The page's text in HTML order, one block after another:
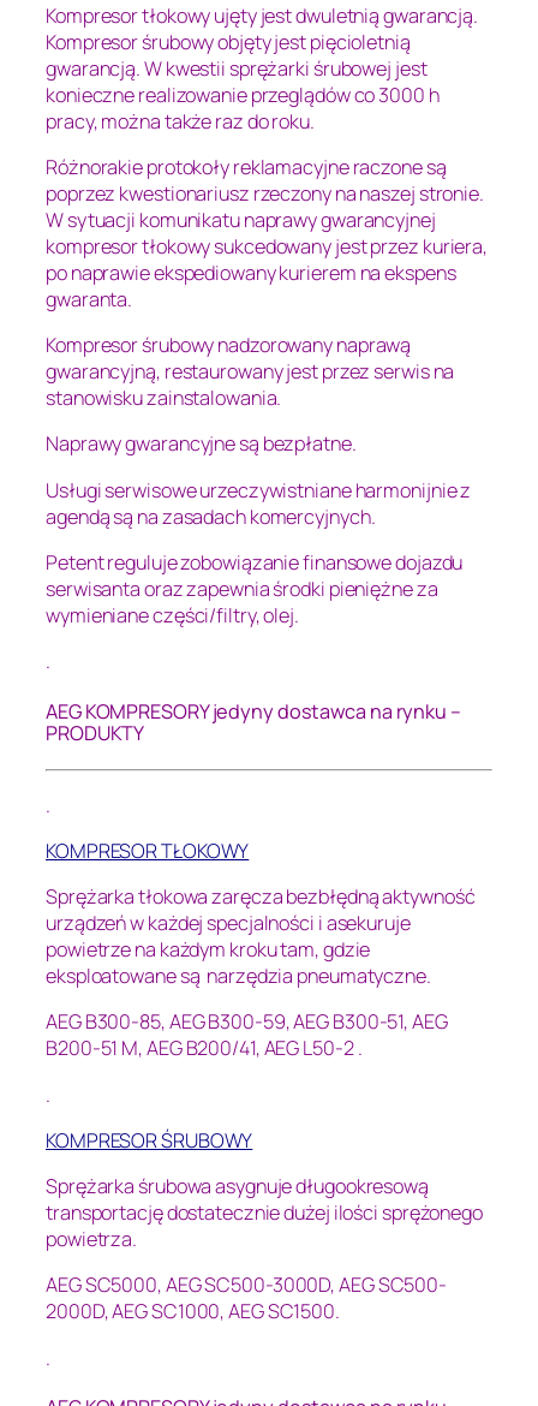
Kompresor tłokowy ujęty jest dwuletnią gwarancją.
Kompresor śrubowy objęty jest pięcioletnią
gwarancją. W kwestii sprężarki śrubowej jest
konieczne realizowanie przeglądów co 3000 h
pracy, można także raz do roku.
Różnorakie protokoły reklamacyjne raczone są
poprzez kwestionariusz rzeczony na naszej stronie.
W sytuacji komunikatu naprawy gwarancyjnej
kompresor tłokowy sukcedowany jest przez kuriera,
po naprawie ekspediowany kurierem na ekspens
gwaranta.
Kompresor śrubowy nadzorowany naprawą
gwarancyjną, restaurowany jest przez serwis na
stanowisku zainstalowania.
Naprawy gwarancyjne są bezpłatne.
Usługi serwisowe urzeczywistniane harmonijnie z
agendą są na zasadach komercyjnych.
Petent reguluje zobowiązanie finansowe dojazdu
serwisanta oraz zapewnia środki pieniężne za
wymieniane części/filtry, olej.
.
AEG KOMPRESORY jedyny dostawca na rynku –
PRODUKTY
.
KOMPRESOR TŁOKOWY
Sprężarka tłokowa zaręcza bezbłędną aktywność
urządzeń w każdej specjalności i asekuruje
powietrze na każdym kroku tam, gdzie
eksploatowane są narzędzia pneumatyczne.
AEG B300-85, AEG B300-59, AEG B300-51, AEG
B200-51 M, AEG B200/41, AEG L50-2 .
.
KOMPRESOR ŚRUBOWY
Sprężarka śrubowa asygnuje długookresową
transportację dostatecznie dużej ilości sprężonego
powietrza.
AEG SC5000, AEG SC500-3000D, AEG SC500-
2000D, AEG SC1000, AEG SC1500.
.